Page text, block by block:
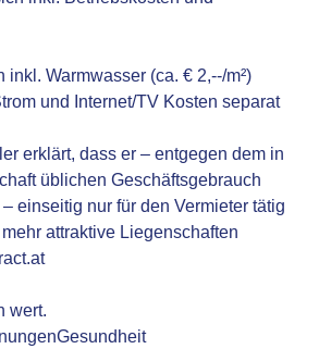
Warmwasser (ca. € 2,--/m²)
und Internet/TV Kosten separat
erklärt, dass er – entgegen dem in
üblichen Geschäftsgebrauch
einseitig nur für den Vermieter tätig
attraktive Liegenschaften
wert.